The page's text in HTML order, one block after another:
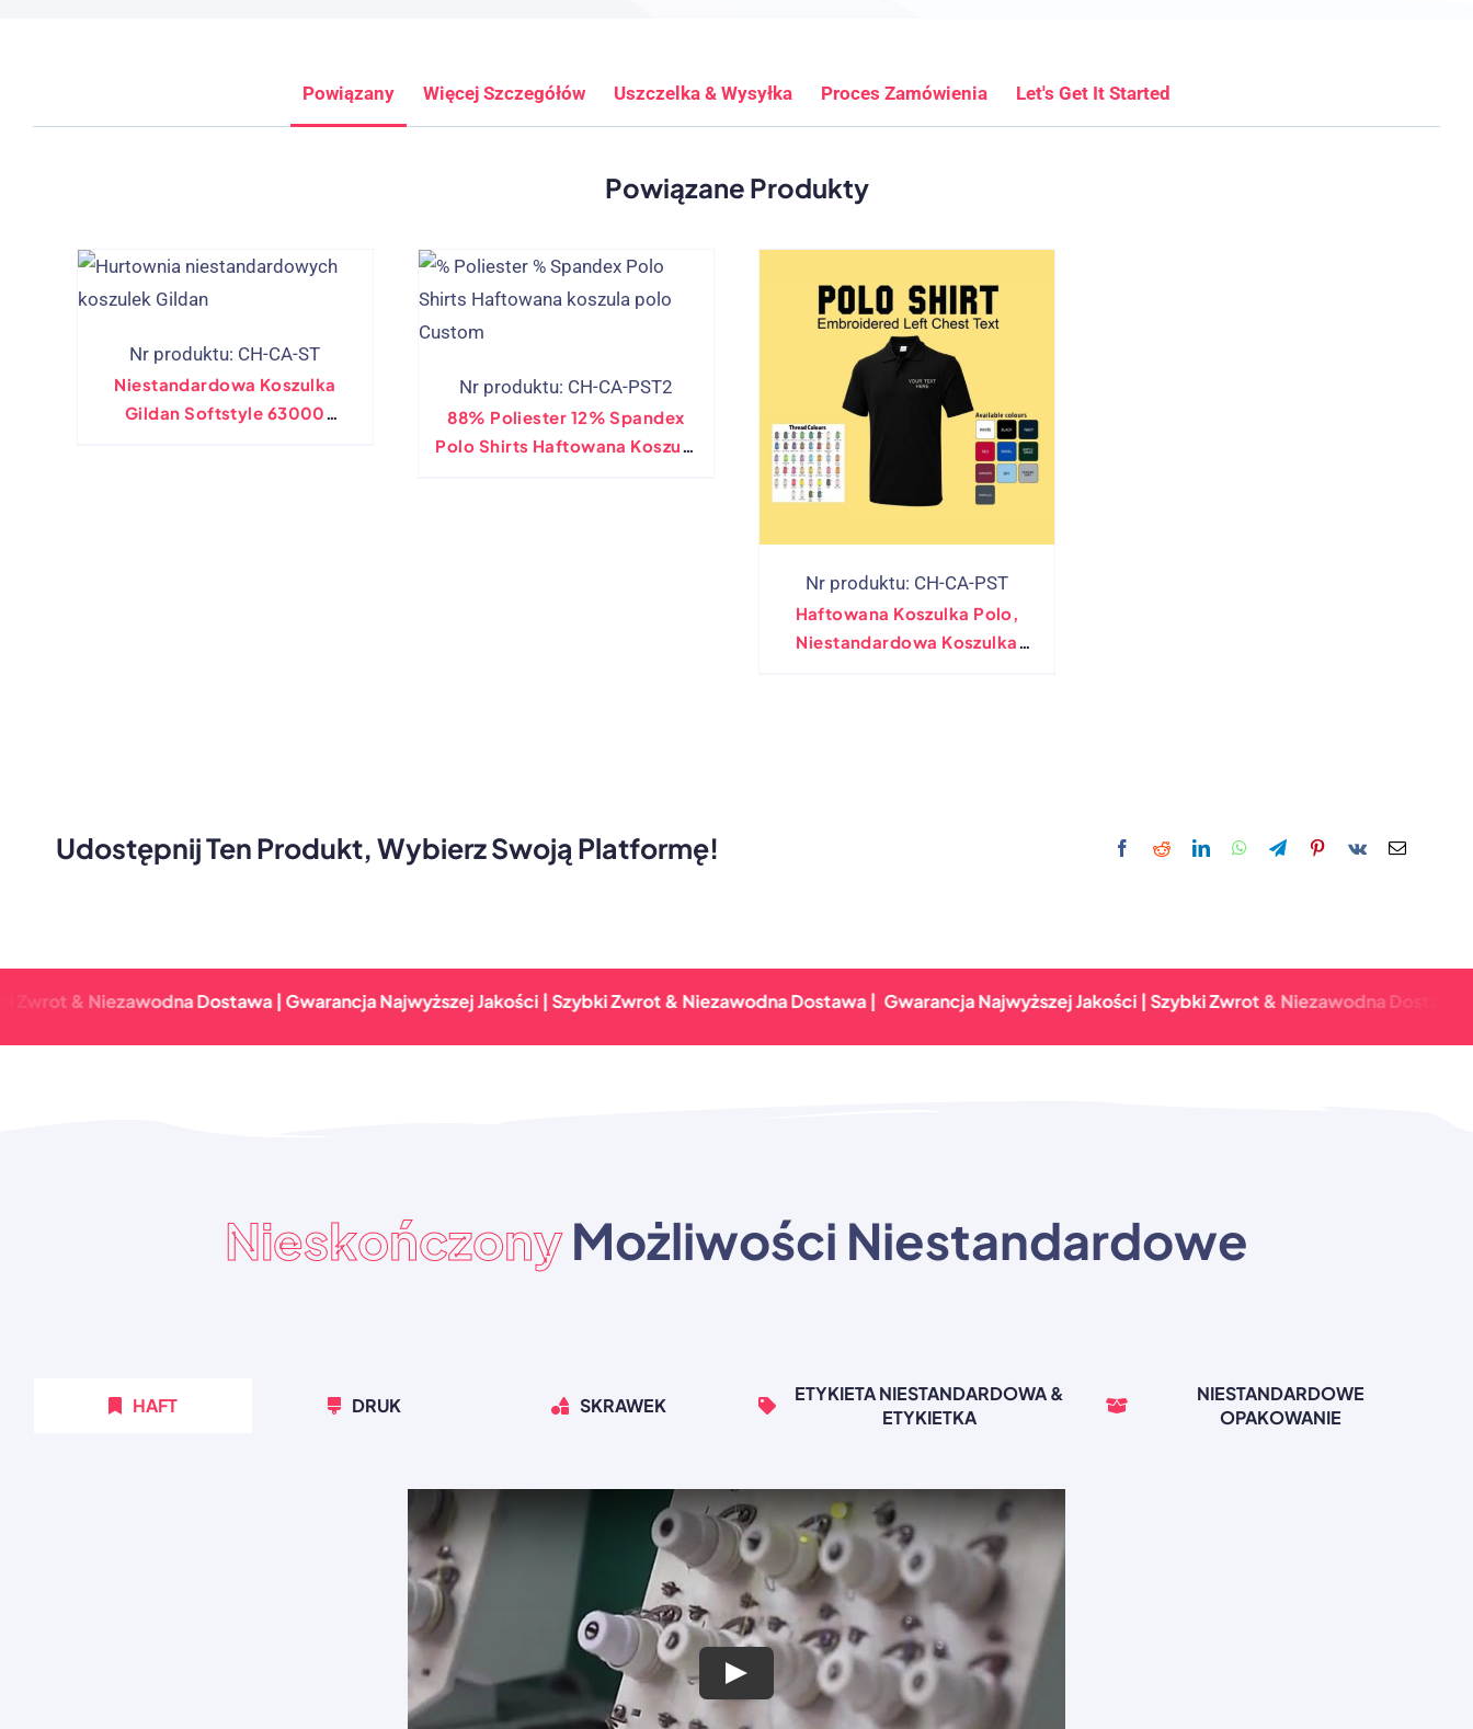
Powiązany Więcej Szczegółów Uszczelka & Wysyłka Proces Zamówienia Let's Get It Started
Powiązane Produkty
Nr produktu: CH-CA-ST
Niestandardowa Koszulka
Gildan Softstyle 63000
Nr produktu: CH-CA-PST2
88% Poliester 12% Spandex
Polo Shirts Haftowana Koszula
Nr produktu: CH-CA-PST
Haftowana Koszulka Polo,
Niestandardowa Koszulka
Udostępnij Ten Produkt, Wybierz Swoją Platformę!
Niezawodna Dostawa | Gwarancja Najwyższej Jakości | Szybki Zwrot & Niezawodna Dostawa | Gwarancja Najwyższej Jakości | Szybki Zwrot & Niezawodna Dostawa |
NieskończonyMożliwości Niestandardowe
HAFT DRUK SKRAWEK
ETYKIETA NIESTANDARDOWA &
ETYKIETKA
NIESTANDARDOWE
OPAKOWANIE